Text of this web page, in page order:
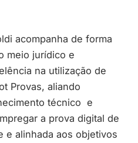
acompanha de forma
meio jurídico e
na utilização de
Provas, aliando
técnico e
a prova digital de
e alinhada aos objetivos